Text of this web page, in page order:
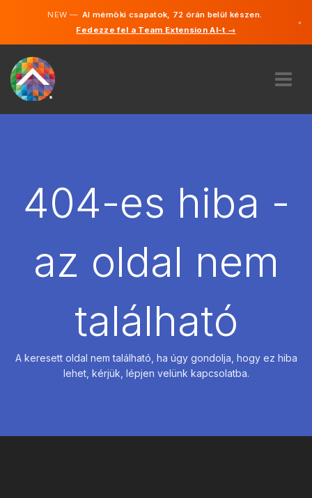
NEW —AI mérnöki csapatok, 72 órán belül készen.
Fedezze fel a Team Extension AI-t →
×
BÉREL
404-es hiba -
az oldal nem
található
A keresett oldal nem található, ha úgy gondolja, hogy ez hiba
lehet, kérjük, lépjen velünk kapcsolatba.